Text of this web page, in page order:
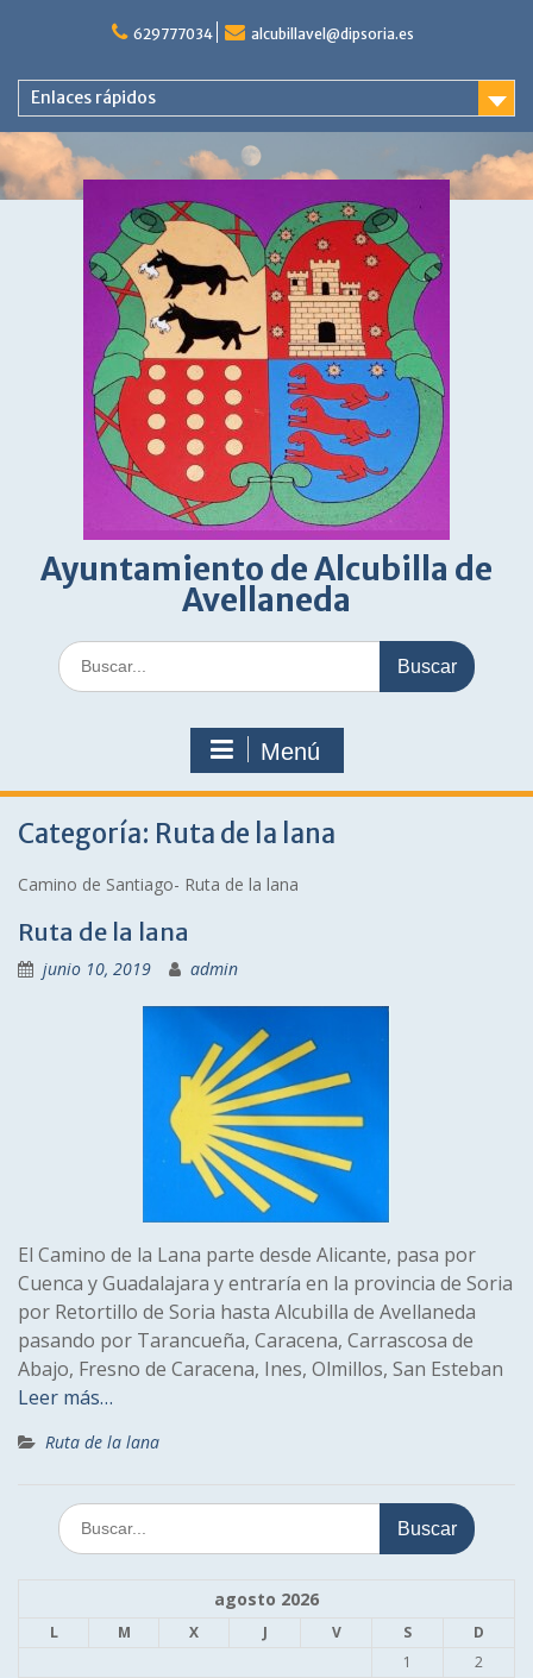
629777034 alcubillavel@dipsoria.es
Enlaces rápidos
Ayuntamiento de Alcubilla de
Avellaneda
Buscar:
Menú
Categoría: Ruta de la lana
Camino de Santiago- Ruta de la lana
Ruta de la lana
junio 10, 2019 admin
El Camino de la Lana parte desde Alicante, pasa por
Cuenca y Guadalajara y entraría en la provincia de Soria
por Retortillo de Soria hasta Alcubilla de Avellaneda
pasando por Tarancueña, Caracena, Carrascosa de
Abajo, Fresno de Caracena, Ines, Olmillos, San Esteban
Leer más…
Ruta de la lana
Buscar:
agosto 2026
L M X J V S
D
1
2